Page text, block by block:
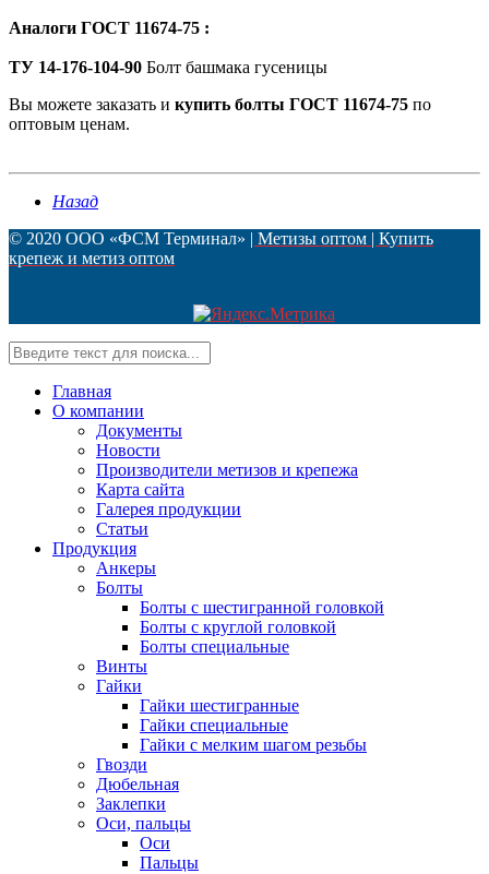
Аналоги ГОСТ 11674-75 :
ТУ 14-176-104-90 Болт башмака гусеницы
Вы можете заказать и купить болты ГОСТ 11674-75 по
оптовым ценам.
Назад
© 2020 ООО «ФСМ Терминал» | Метизы оптом | Купить
крепеж и метиз оптом
Главная
О компании
Документы
Новости
Производители метизов и крепежа
Карта сайта
Галерея продукции
Статьи
Продукция
Анкеры
Болты
Болты с шестигранной головкой
Болты с круглой головкой
Болты специальные
Винты
Гайки
Гайки шестигранные
Гайки специальные
Гайки с мелким шагом резьбы
Гвозди
Дюбельная
Заклепки
Оси, пальцы
Оси
Пальцы